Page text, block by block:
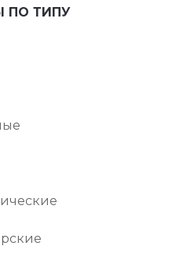
ПО ТИПУ